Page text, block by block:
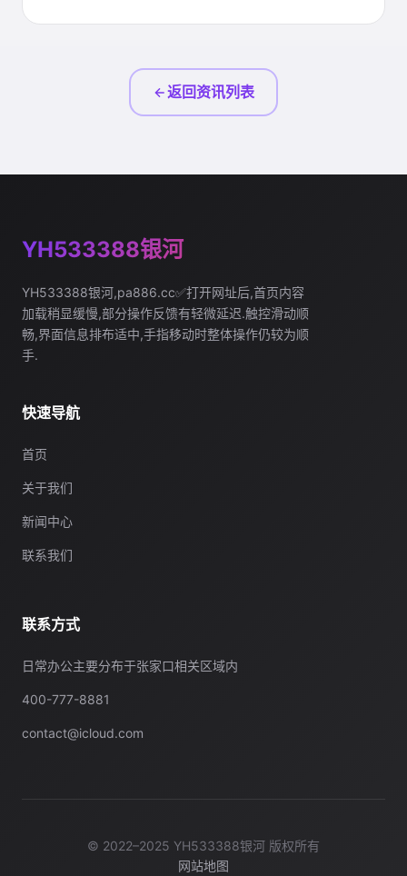
返回资讯列表
YH533388银河
YH533388银河,pa886.cc✅打开网址后,首页内容
加载稍显缓慢,部分操作反馈有轻微延迟.触控滑动顺
畅,界面信息排布适中,手指移动时整体操作仍较为顺
手.
快速导航
首页
关于我们
新闻中心
联系我们
联系方式
日常办公主要分布于张家口相关区域内
400-777-8881
contact@icloud.com
© 2022–2025 YH533388银河 版权所有
网站地图